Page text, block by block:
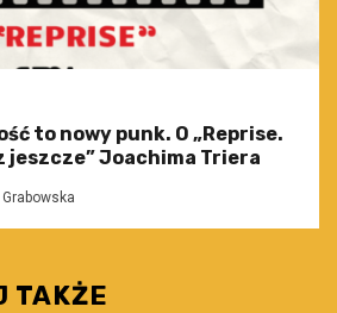
to nowy punk. O „Reprise.
jeszcze” Joachima Triera
TAKŻE